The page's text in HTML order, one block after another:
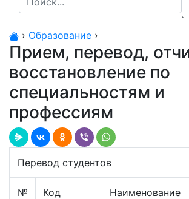
› Образование ›
Прием, перевод,
восстановление по
специальностям и
профессиям
Перевод студентов
№ Код
Наименование